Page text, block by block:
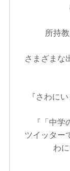
所持
さまざまな
『さわに
『「中
ツイッター
わ